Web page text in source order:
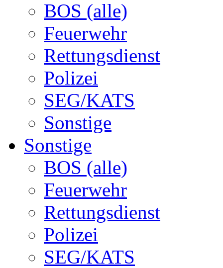
BOS (alle)
Feuerwehr
Rettungsdienst
Polizei
SEG/KATS
Sonstige
Sonstige
BOS (alle)
Feuerwehr
Rettungsdienst
Polizei
SEG/KATS